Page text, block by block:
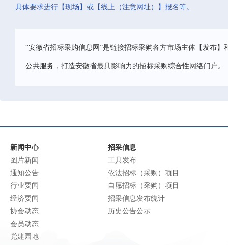
具体要求进行【现场】或【线上（注意网址）】报名等。
“安徽省招标采购信息网”是链接招标采购各方市场主体【发布
公共服务，打造安徽省最具影响力的招标采购综合性网络门户。
新闻中心
图片新闻
通知公告
行业要闻
经济要闻
协会动态
会员动态
党建园地
招采信息
工具发布
依法招标（采购）项目
自愿招标（采购）项目
招采信息发布统计
历史公告公示